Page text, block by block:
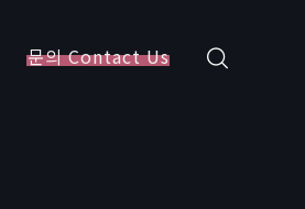
문의 Contact Us